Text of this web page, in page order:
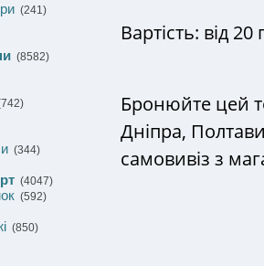
(241)
(8582)
(344)
(4047)
(592)
(850)
Вартість: від 20
Бронюйте цей
Дніпра,
самовивіз з